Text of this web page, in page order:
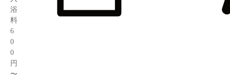
浴
料
6
0
0
円
〜